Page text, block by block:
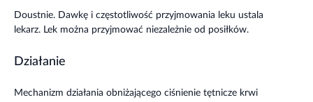
Doustnie. Dawkę i częstotliwość przyjmowania leku ustala
lekarz. Lek można przyjmować niezależnie od posiłków.
Działanie
Mechanizm działania obniżającego ciśnienie tętnicze krwi